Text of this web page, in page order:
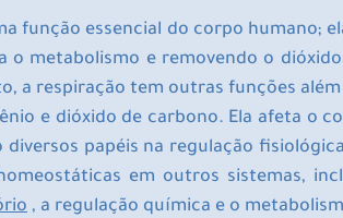
função essencial do corpo humano;
o metabolismo e removendo o
a respiração tem outras funções
e dióxido de carbono. Ela afeta o
papéis na regulação
em outros sistemas,
, a regulação química e o